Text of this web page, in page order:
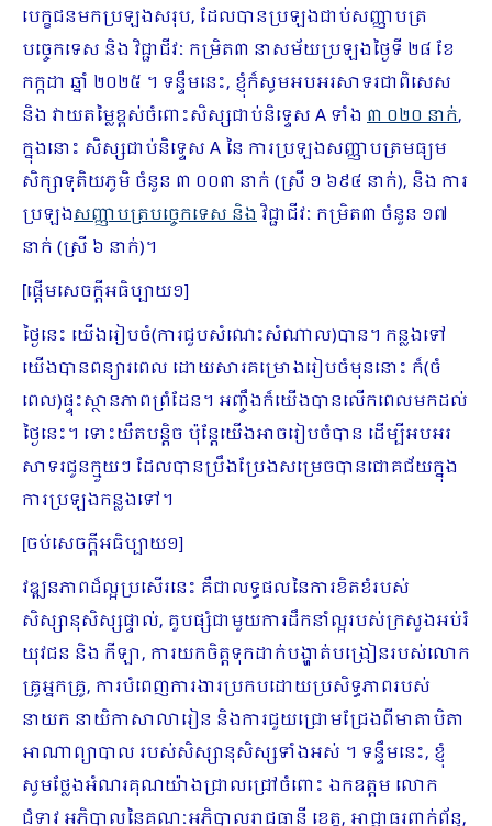
បេក្ខជនមកប្រឡងសរុប, ដែលបានប្រឡងជាប់សញ្ញាបត្រ
បច្ចេកទេស និង វិជ្ជាជីវៈ កម្រិត៣ នាសម័យប្រឡងថ្ងៃទី ២៨ ខែ
កក្កដា ឆ្នាំ ២០២៥ ។ ទន្ទឹមនេះ, ខ្ញុំក៏សូមអបអរសាទរជាពិសេស
និង វាយតម្លៃខ្ពស់ចំពោះសិស្សជាប់និទ្ទេស A ទាំង ៣ ០២០ នាក់,
ក្នុងនោះ សិស្សជាប់និទ្ទេស A នៃ ការប្រឡងសញ្ញាបត្រមធ្យម
សិក្សាទុតិយភូមិ ចំនួន ៣ ០០៣ នាក់ (ស្រី ១ ៦៩៤ នាក់), និង ការ
ប្រឡងសញ្ញាបត្របច្ចេកទេស និងវិជ្ជាជីវៈ កម្រិត៣ ចំនួន ១៧
នាក់ (ស្រី ៦ នាក់)។
[ផ្ដើមសេចក្ដីអធិប្បាយ១]
ថ្ងៃនេះ យើងរៀបចំ(ការជួបសំណេះសំណាល)បាន។ កន្លងទៅ
យើងបានពន្យារពេល ដោយសារគម្រោងរៀបចំមុននោះ ក៏(ចំ
ពេល)ផ្ទុះស្ថានភាពព្រំដែន។ អញ្ចឹងក៏យើងបានលើកពេលមកដល់
ថ្ងៃនេះ។ ទោះយឺតបន្តិច ប៉ុន្តែយើងអាចរៀបចំបាន ដើម្បីអបអរ
សាទរជូនក្មួយៗ ដែលបានប្រឹងប្រែងសម្រេចបានជោគជ័យក្នុង
ការប្រឡងកន្លងទៅ។
[ចប់សេចក្ដីអធិប្បាយ១]
វឌ្ឍនភាពដ៏ល្អប្រសើរនេះ គឺជាលទ្ធផលនៃការខិតខំរបស់
សិស្សានុសិស្សផ្ទាល់, គួបផ្សំជាមួយការដឹកនាំល្អរបស់ក្រសួងអប់រំ
យុវជន និង កីឡា, ការយកចិត្តទុកដាក់បង្ហាត់បង្រៀនរបស់លោក
គ្រូអ្នកគ្រូ, ការបំពេញការងារប្រកបដោយប្រសិទ្ធភាពរបស់
នាយក នាយិកាសាលារៀន និងការជួយជ្រោមជ្រែងពីមាតាបិតា
អាណាព្យាបាល របស់សិស្សានុសិស្សទាំងអស់ ។ ទន្ទឹមនេះ, ខ្ញុំ
សូមថ្លែងអំណរគុណយ៉ាងជ្រាលជ្រៅចំពោះ ឯកឧត្តម លោក
ជំទាវ អភិបាលនៃគណៈអភិបាលរាជធានី ខេត្ត, អាជ្ញាធរពាក់ព័ន្ធ,